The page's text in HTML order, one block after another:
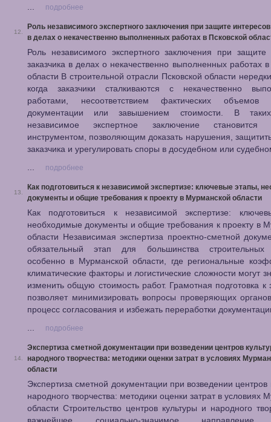
...
подробнее
12.
Роль независимого экспертного заключения при защите интересов
в делах о некачественно выполненных работах в Псковской
Роль независимого экспертного заключения при защите
заказчика в делах о некачественно выполненных работах в
области В строительной отрасли Псковской области
когда заказчики сталкиваются с некачественно
работами, несоответствием фактических объемов
документации или завышением стоимости. В
независимое экспертное заключение становится
инструментом, позволяющим доказать нарушения,
заказчика и урегулировать споры в досудебном или
...
подробнее
13.
Как подготовиться к независимой экспертизе: ключевые этапы,
документы и общие требования к проекту в Мурманской области
Как подготовиться к независимой экспертизе:
необходимые документы и общие требования к проекту в
области Независимая экспертиза проектно-сметной
обязательный этап для большинства строительных
особенно в Мурманской области, где региональные
климатические факторы и логистические сложности могут
изменить общую стоимость работ. Грамотная подготовка к
позволяет минимизировать вопросы проверяющих
процесс согласования и избежать переработки
...
подробнее
14.
Экспертиза сметной документации при возведении центров
народного творчества: методики оценки затрат в условиях
области
Экспертиза сметной документации при возведении центров
народного творчества: методики оценки затрат в условиях
области Строительство центров культуры и народного